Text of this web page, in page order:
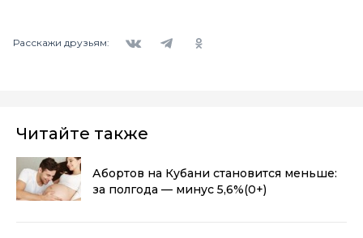
Расскажи друзьям:
Читайте также
Абортов на Кубани становится меньше:
за полгода — минус 5,6%(0+)